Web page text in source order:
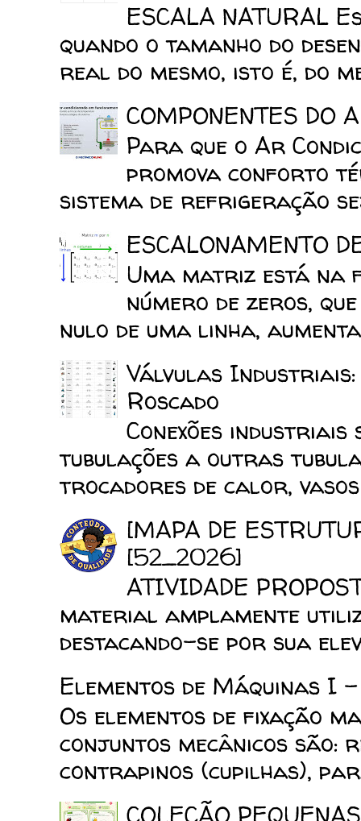
ESCALA
quando o tamanho do
real do mesmo, isto é, do
COMPONENTES DO
Para que o Ar
promova conforto
sistema de refrigeração
ESCALONAMENTO
Uma matriz está na
número de zeros,
nulo de uma linha,
Válvulas Industriais:
Roscado
Conexões
tubulações a outras
trocadores de calor, vasos
[MAPA DE
[52_2026]
ATIVIDADE
material amplamente
destacando-se por sua
Elementos de Máquinas I
Os elementos de fixação
conjuntos mecânicos são:
contrapinos (cupilhas),